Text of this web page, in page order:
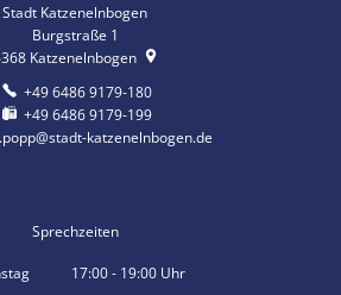
Stadt Katzenelnbogen
Burgstraße 1
Katzenelnbogen
+49 6486 9179-180
+49 6486 9179-199
katzenelnbogen.de
Sprechzeiten
17:00- 19:00 Uhr